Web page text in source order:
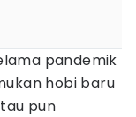
pandemik
hobi baru
pun